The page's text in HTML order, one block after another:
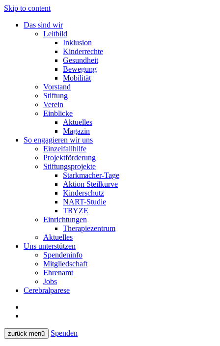
Skip to content
Das sind wir
Leitbild
Inklusion
Kinderrechte
Gesundheit
Bewegung
Mobilität
Vorstand
Stiftung
Verein
Einblicke
Aktuelles
Magazin
So engagieren wir uns
Einzelfallhilfe
Projektförderung
Stiftungsprojekte
Starkmacher-Tage
Aktion Steilkurve
Kinderschutz
NART-Studie
TRYZE
Einrichtungen
Therapiezentrum
Aktuelles
Uns unterstützen
Spendeninfo
Mitgliedschaft
Ehrenamt
Jobs
Cerebralparese
zurück menü Spenden